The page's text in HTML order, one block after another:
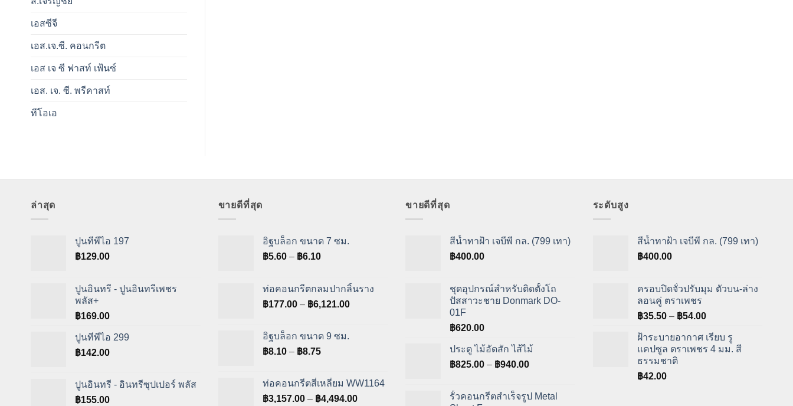
เอสซีจี
เอส.เจ.ซี. คอนกรีต
เอส เจ ซี ฟาสท์ เฟ้นซ์
เอส. เจ. ซี. พรีคาสท์
ทีโอเอ
ล่าสุด
ปูนทีพีไอ 197
฿129.00
ปูนอินทรี - ปูนอินทรีเพชร
พลัส+
฿169.00
ปูนทีพีไอ 299
฿142.00
ปูนอินทรี - อินทรีซุปเปอร์ พลัส
฿155.00
ขายดีที่สุด
อิฐบล็อก ขนาด 7 ซม.
฿5.60 – ฿6.10Price
through
฿6.10
ท่อคอนกรีตกลมปากลิ้นราง
฿177.00 – ฿6,121.00Price
อิฐบล็อก ขนาด 9 ซม.
฿8.10 – ฿8.75Price
฿8.10
through
฿8.75
ท่อคอนกรีตสี่เหลี่ยม WW1164
฿3,157.00 – ฿4,494.00Price
ขายดีที่สุด
สีน้ำทาฝ้า เจบีพี กล. (799 เทา)
฿400.00
ชุดอุปกรณ์สำหรับติดตั้งโถ
ปัสสาวะชาย Donmark DO-
01F
฿620.00
ประตู ไม้อัดสัก ไส้ไม้
฿825.00 – ฿940.00Price
through
รั้วคอนกรีตสำเร็จรูป Metal
ระดับสูง
สีน้ำทาฝ้า เจบีพี กล. (799 เทา)
฿400.00
ครอบปิดจั่วปรับมุม ตัวบน-ล่าง
ลอนคู่ ตราเพชร
฿35.50 – ฿54.00Price
฿35.50
through
ฝ้าระบายอากาศ เรียบ รู
แคปซูล ตราเพชร 4 มม. สี
ธรรมชาติ
฿42.00